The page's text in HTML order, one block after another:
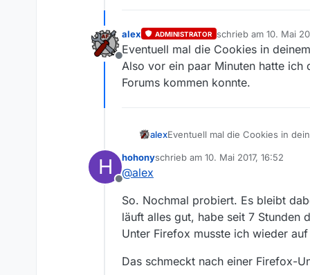
Offline
alex ADMINISTRATOR schrieb am 10. Mai
zuletzt editiert von
Eventuell mal die Cookies in
Also vor ein paar Minuten hatte ich
Forums kommen konnte.
alexEventuell mal die Cookies in
kommen konnte.
H
Offline
hohonyschrieb am 10. Mai 2017, 16:52
zuletzt editiert von
@alex
So. Nochmal probiert. Es bleibt
läuft alles gut, habe seit 7 Stunden
Unter Firefox musste ich wieder
Das schmeckt nach einer Firefox-